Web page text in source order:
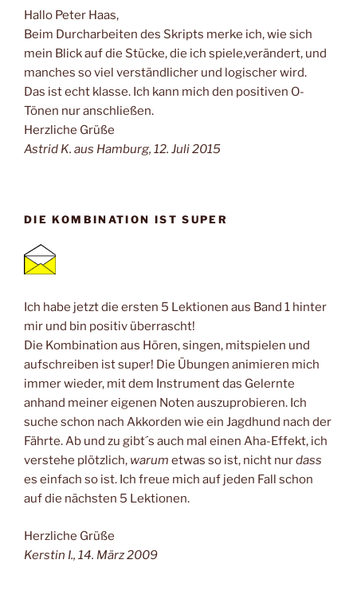
Hallo Peter Haas,
Beim Durcharbeiten des Skripts merke ich, wie sich
mein Blick auf die Stücke, die ich spiele,verändert, und
manches so viel verständlicher und logischer wird.
Das ist echt klasse. Ich kann mich den positiven O-
Tönen nur anschließen.
Herzliche Grüße
Astrid K. aus Hamburg, 12. Juli 2015
DIE KOMBINATION IST SUPER
Ich habe jetzt die ersten 5 Lektionen aus Band 1 hinter
mir und bin positiv überrascht!
Die Kombination aus Hören, singen, mitspielen und
aufschreiben ist super! Die Übungen animieren mich
immer wieder, mit dem Instrument das Gelernte
anhand meiner eigenen Noten auszuprobieren. Ich
suche schon nach Akkorden wie ein Jagdhund nach der
Fährte. Ab und zu gibt´s auch mal einen Aha-Effekt, ich
verstehe plötzlich, warum etwas so ist, nicht nurdass
es einfach so ist. Ich freue mich auf jeden Fall schon
auf die nächsten 5 Lektionen.
Herzliche Grüße
Kerstin I., 14. März 2009